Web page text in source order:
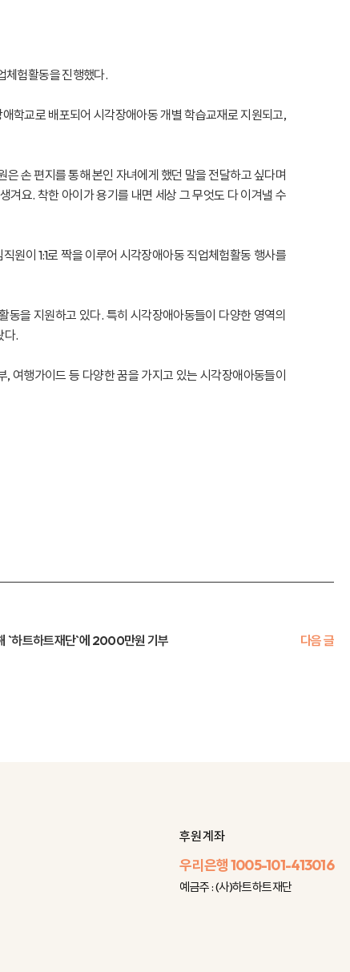
체험활동을 진행했다.
학교로 배포되어 시각장애아동 개별 학습교재로 지원되고,
손 편지를 통해 본인 자녀에게 했던 말을 전달하고 싶다며
겨요. 착한 아이가 용기를 내면 세상 그 무엇도 다 이겨낼 수
원이 1:1로 짝을 이루어 시각장애아동 직업체험활동 행사를
을 지원하고 있다. 특히 시각장애아동들이 다양한 영역의
다.
여행가이드 등 다양한 꿈을 가지고 있는 시각장애아동들이
`하트하트재단`에 2000만원 기부 다음 글
후원 계좌
우리은행1005-101-413016
예금주 : (사)하트하트재단